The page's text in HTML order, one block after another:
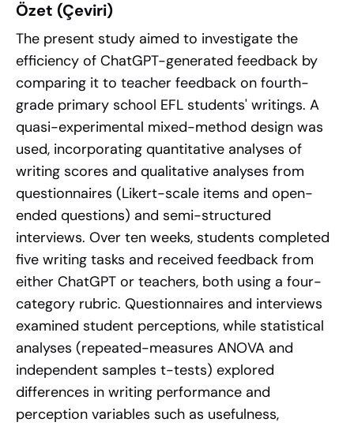
Özet (Çeviri)
The present study aimed to investigate the
efficiency of ChatGPT-generated feedback by
comparing it to teacher feedback on fourth-
grade primary school EFL students' writings. A
quasi-experimental mixed-method design was
used, incorporating quantitative analyses of
writing scores and qualitative analyses from
questionnaires (Likert-scale items and open-
ended questions) and semi-structured
interviews. Over ten weeks, students completed
five writing tasks and received feedback from
either ChatGPT or teachers, both using a four-
category rubric. Questionnaires and interviews
examined student perceptions, while statistical
analyses (repeated-measures ANOVA and
independent samples t-tests) explored
differences in writing performance and
perception variables such as usefulness,